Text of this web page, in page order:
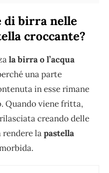
di birra nelle
croccante?
la birra o l’acqua
una parte
in esse rimane
Quando viene fritta,
creando delle
lapastella